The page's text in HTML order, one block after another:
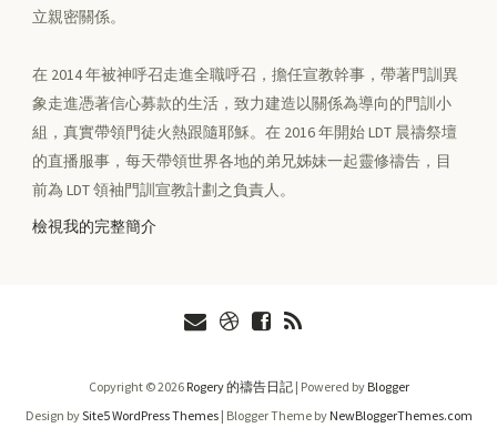
立親密關係。
在 2014 年被神呼召走進全職呼召，擔任宣教幹事，帶著門訓異
象走進憑著信心募款的生活，致力建造以關係為導向的門訓小
組，真實帶領門徒火熱跟隨耶穌。在 2016 年開始 LDT 晨禱祭壇
的直播服事，每天帶領世界各地的弟兄姊妹一起靈修禱告，目
前為 LDT 領袖門訓宣教計劃之負責人。
檢視我的完整簡介
Copyright ©2026 Rogery 的禱告日記| Powered by Blogger
Design bySite5 WordPress Themes| Blogger Theme by NewBloggerThemes.com